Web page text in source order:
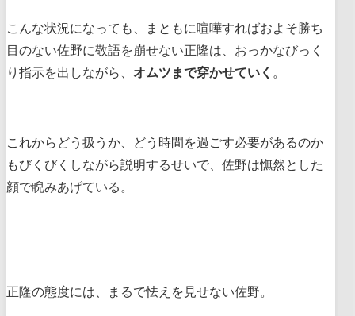
こんな状況になっても、まともに喧嘩すればおよそ勝ち
目のない佐野に敬語を崩せない正隆は、おっかなびっく
り指示を出しながら、 オムツまで穿かせていく 。
これからどう扱うか、どう時間を過ごす必要があるのか
もびくびくしながら説明するせいで、佐野は憮然とした
顔で睨みあげている。
正隆の態度には、まるで怯えを見せない佐野。